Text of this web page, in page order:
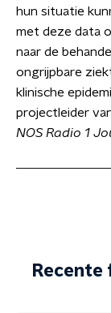
hun situatie
met deze data
naar de
ongrijpbare
klinische
projectleider
NOS Radio 1